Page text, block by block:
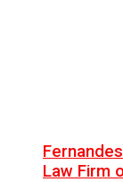
Law Firm